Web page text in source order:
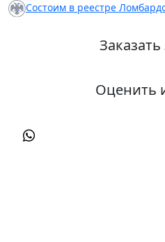
Состоим в реестре
Оценить